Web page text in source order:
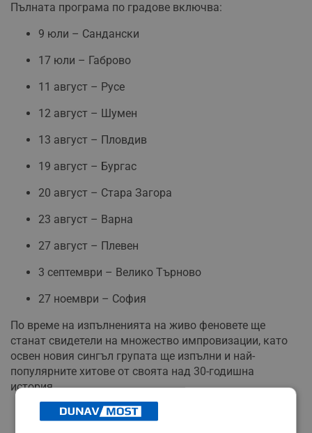
Пълната програма по градове включва:
9 юли – Сандански
17 юли – Габрово
11 август – Русе
12 август – Шумен
13 август – Пловдив
19 август – Бургас
20 август – Стара Загора
23 август – Варна
27 август – Плевен
3 септември – Велико Търново
27 ноември – София
По време на изпълненията на живо феновете ще
станат свидетели на множество импровизации, като
освен новия сингъл групата ще изпълни и най-
популярните хитове от своята над 30-годишна
история.
РЕКЛАМА